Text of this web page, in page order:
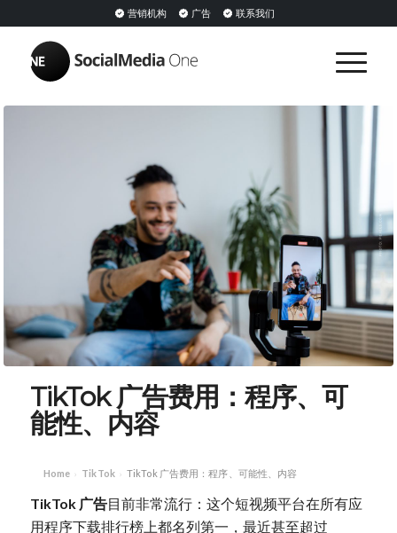
营销机构 广告 联系我们
TikTok 广告费用：程序、可
能性、内容
Home › TikTok › TikTok 广告费用：程序、可能性、内容
TikTok 广告目前非常流行：这个短视频平台在所有应
用程序下载排行榜上都名列第一，最近甚至超过